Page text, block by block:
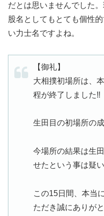
だとは思いませんでした
股名としてもとても個性
い力士名ですよね。
【御礼】
大相撲初場所は、
程が終了しました‼️
生田目の初場所の
今場所の結果は生
せたという事は疑
この15日間、本当
ただき誠にありが